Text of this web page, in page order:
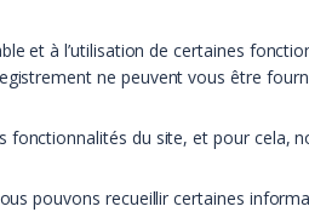
et à l’utilisation de certaines
ne peuvent vous être
du site, et pour cela,
pouvons recueillir certaines